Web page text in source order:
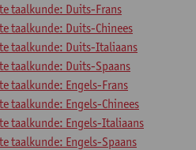
taalkunde: Duits-Frans
taalkunde: Duits-Chinees
taalkunde: Duits-Italiaans
taalkunde: Duits-Spaans
taalkunde: Engels-Frans
taalkunde: Engels-Chinees
taalkunde: Engels-Italiaans
taalkunde: Engels-Spaans